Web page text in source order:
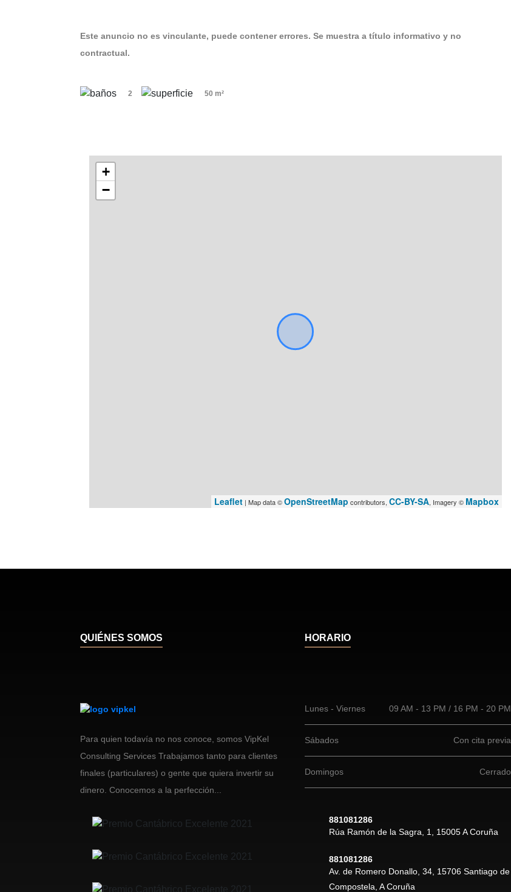
Este anuncio no es vinculante, puede contener errores. Se muestra a título informativo y no
contractual.
2 50 m²
+
−
Leaflet | Map data ©OpenStreetMap contributors, CC-BY-SA, Imagery © Mapbox
QUIÉNES SOMOS
Para quien todavía no nos conoce, somos VipKel
Consulting Services Trabajamos tanto para clientes
finales (particulares) o gente que quiera invertir su
dinero. Conocemos a la perfección...
HORARIO
Lunes - Viernes 09 AM - 13 PM / 16 PM - 20 PM
Sábados Con cita previa
Domingos Cerrado
881081286
Rúa Ramón de la Sagra, 1, 15005 A Coruña
881081286
Av. de Romero Donallo, 34, 15706 Santiago de
Compostela, A Coruña